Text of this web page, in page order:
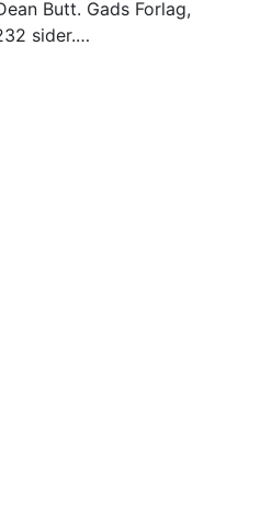
Butt. Gads Forlag,
sider.…